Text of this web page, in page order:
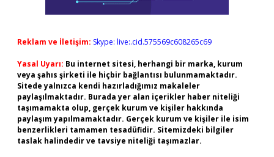
Reklam ve İletişim: Skype: live:.cid.575569c608265c69
Yasal Uyarı: Bu internet sitesi, herhangi bir marka, kurum
veya şahıs şirketi ile hiçbir bağlantısı bulunmamaktadır.
Sitede yalnızca kendi hazırladığımız makaleler
paylaşılmaktadır. Burada yer alan içerikler haber niteliği
taşımamakta olup, gerçek kurum ve kişiler hakkında
paylaşım yapılmamaktadır. Gerçek kurum ve kişiler ile isim
benzerlikleri tamamen tesadüfidir. Sitemizdeki bilgiler
taslak halindedir ve tavsiye niteliği taşımazlar.